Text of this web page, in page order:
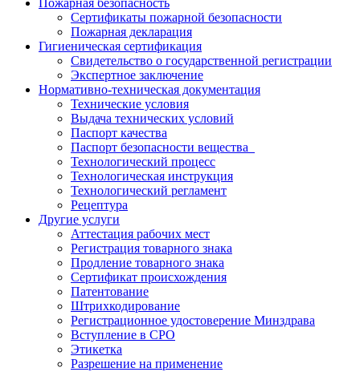
Пожарная безопасность
Сертификаты пожарной безопасности
Пожарная декларация
Гигиеническая сертификация
Свидетельство о государственной регистрации
Экспертное заключение
Нормативно-техническая документация
Технические условия
Выдача технических условий
Паспорт качества
Паспорт безопасности вещества
Технологический процесс
Технологическая инструкция
Технологический регламент
Рецептура
Другие услуги
Аттестация рабочих мест
Регистрация товарного знака
Продление товарного знака
Сертификат происхождения
Патентование
Штрихкодирование
Регистрационное удостоверение Минздрава
Вступление в СРО
Этикетка
Разрешение на применение